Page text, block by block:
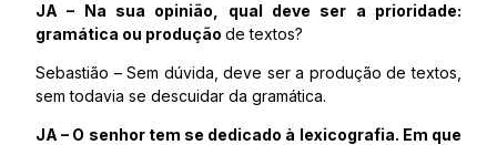
JA – Na sua opinião, qual deve ser a prioridade:
gramática ou produção de textos?
Sebastião – Sem dúvida, deve ser a produção de textos,
sem todavia se descuidar da gramática.
JA – O senhor tem se dedicado à lexicografia. Em que